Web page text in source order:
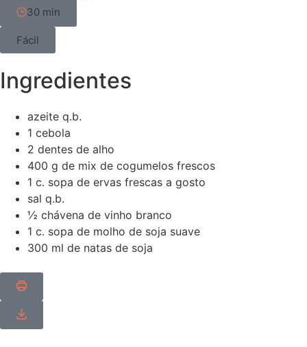
30 min
Fácil
Ingredientes
azeite q.b.
1 cebola
2 dentes de alho
400 g de mix de cogumelos frescos
1 c. sopa de ervas frescas a gosto
sal q.b.
½ chávena de vinho branco
1 c. sopa de molho de soja suave
300 ml de natas de soja